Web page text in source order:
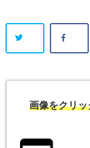
画像をクリ